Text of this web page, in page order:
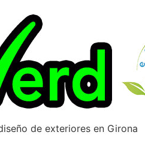
de exteriores en Girona